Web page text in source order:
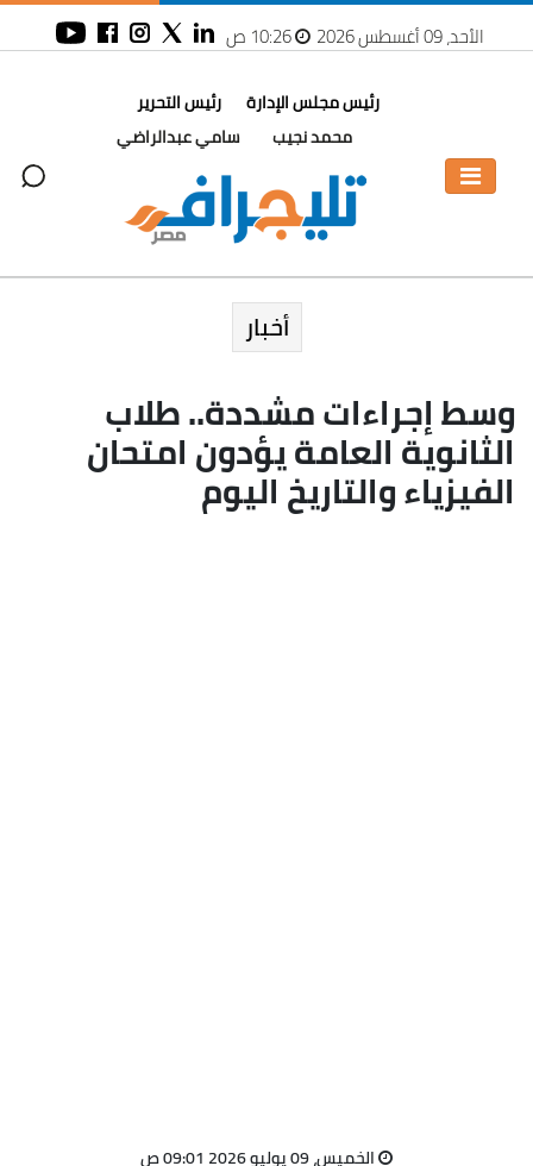
الأحد، 09 أغسطس 2026 10:26 ص
رئيس مجلس الإدارة
محمد نجيب
رئيس التحرير
سامي عبدالراضي
أخبار
وسط إجراءات مشددة.. طلاب
الثانوية العامة يؤدون امتحان
الفيزياء والتاريخ اليوم
الخميس، 09 يوليو 2026 09:01 ص